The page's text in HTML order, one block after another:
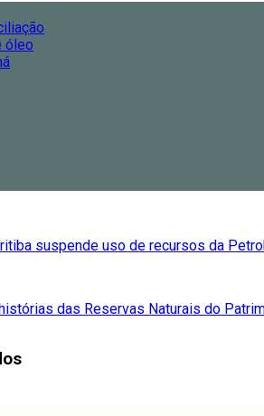
óleo
suspende uso de recursos da
das Reservas Naturais do